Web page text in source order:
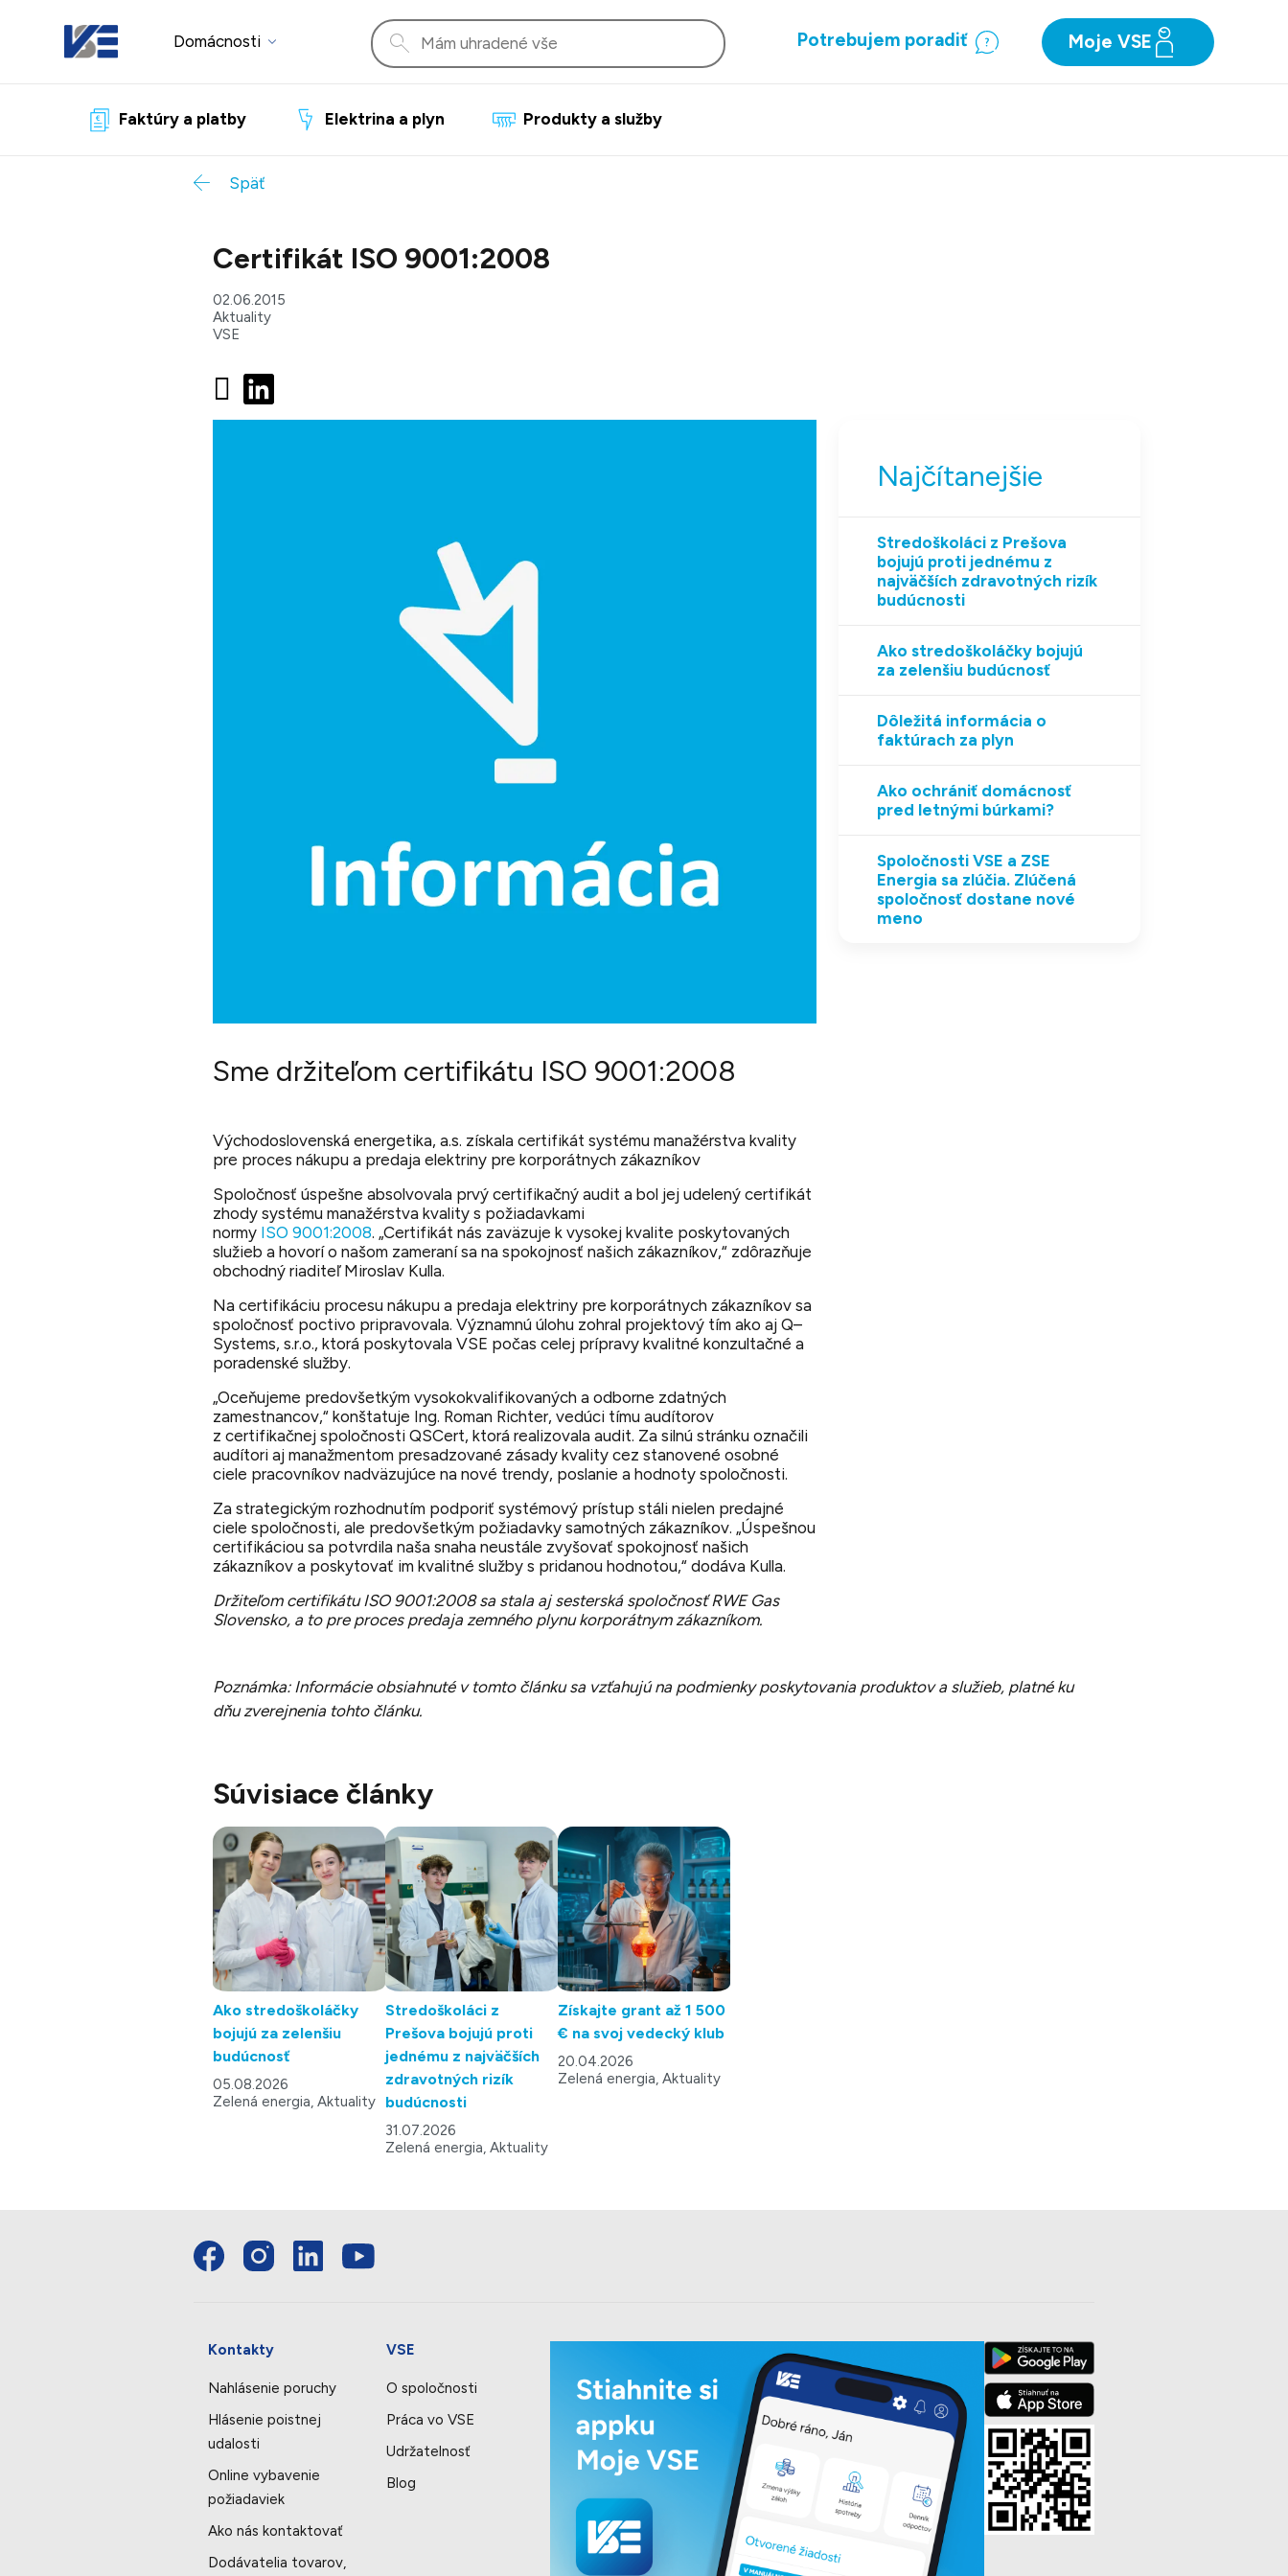
Domácnosti Potrebujem poradiť Moje VSE
Faktúry a platby Elektrina a plyn Produkty a služby
Späť
Certifikát ISO 9001:2008
02.06.2015
Aktuality
VSE
Najčítanejšie
Stredoškoláci z Prešova
bojujú proti jednému z
najväčších zdravotných rizík
budúcnosti
Ako stredoškoláčky bojujú
za zelenšiu budúcnosť
Dôležitá informácia o
faktúrach za plyn
Ako ochrániť domácnosť
pred letnými búrkami?
Spoločnosti VSE a ZSE
Energia sa zlúčia. Zlúčená
spoločnosť dostane nové
meno
Sme držiteľom certifikátu ISO 9001:2008
Východoslovenská energetika, a.s. získala certifikát systému manažérstva kvality
pre proces nákupu a predaja elektriny pre korporátnych zákazníkov
Spoločnosť úspešne absolvovala prvý certifikačný audit a bol jej udelený certifikát
zhody systému manažérstva kvality s požiadavkami
normy ISO 9001:2008. „Certifikát nás zaväzuje k vysokej kvalite poskytovaných
služieb a hovorí o našom zameraní sa na spokojnosť našich zákazníkov,“ zdôrazňuje
obchodný riaditeľ Miroslav Kulla.
Na certifikáciu procesu nákupu a predaja elektriny pre korporátnych zákazníkov sa
spoločnosť poctivo pripravovala. Významnú úlohu zohral projektový tím ako aj Q–
Systems, s.r.o., ktorá poskytovala VSE počas celej prípravy kvalitné konzultačné a
poradenské služby.
„Oceňujeme predovšetkým vysokokvalifikovaných a odborne zdatných
zamestnancov,“ konštatuje Ing. Roman Richter, vedúci tímu audítorov
z certifikačnej spoločnosti QSCert, ktorá realizovala audit. Za silnú stránku označili
audítori aj manažmentom presadzované zásady kvality cez stanovené osobné
ciele pracovníkov nadväzujúce na nové trendy, poslanie a hodnoty spoločnosti.
Za strategickým rozhodnutím podporiť systémový prístup stáli nielen predajné
ciele spoločnosti, ale predovšetkým požiadavky samotných zákazníkov. „Úspešnou
certifikáciou sa potvrdila naša snaha neustále zvyšovať spokojnosť našich
zákazníkov a poskytovať im kvalitné služby s pridanou hodnotou,“ dodáva Kulla.
Držiteľom certifikátu ISO 9001:2008 sa stala aj sesterská spoločnosť RWE Gas
Slovensko, a to pre proces predaja zemného plynu korporátnym zákazníkom.
Poznámka: Informácie obsiahnuté v tomto článku sa vzťahujú na podmienky poskytovania produktov a služieb, platné ku
dňu zverejnenia tohto článku.
Súvisiace články
Ako stredoškoláčky
bojujú za zelenšiu
budúcnosť
05.08.2026
Zelená energia, Aktuality
Stredoškoláci z
Prešova bojujú proti
jednému z najväčších
zdravotných rizík
budúcnosti
31.07.2026
Zelená energia, Aktuality
Získajte grant až 1 500
€ na svoj vedecký klub
20.04.2026
Zelená energia, Aktuality
Kontakty
Nahlásenie poruchy
Hlásenie poistnej
udalosti
Online vybavenie
požiadaviek
Ako nás kontaktovať
Dodávatelia tovarov,
VSE
O spoločnosti
Práca vo VSE
Udržatelnosť
Blog